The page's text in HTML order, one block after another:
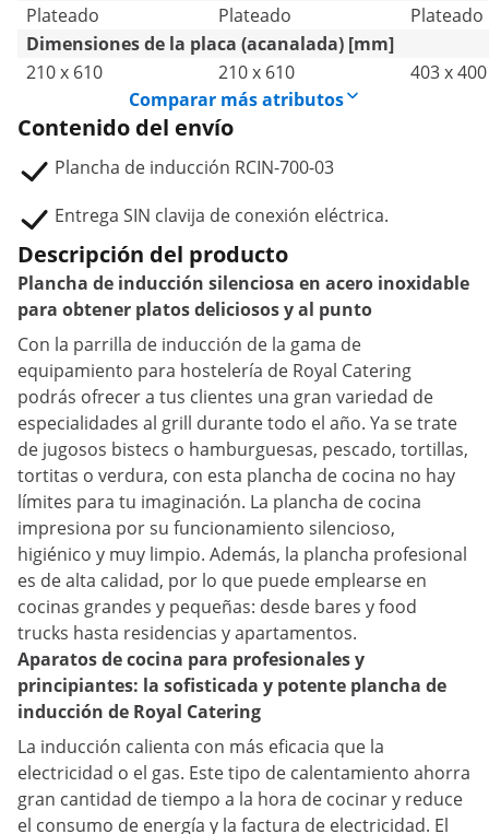
Plateado
Plateado
Plateado
Dimensiones de la placa (acanalada) [mm]
210 x 610
210 x 610
403 x 400
Comparar más atributos
Contenido del envío
Plancha de inducción RCIN-700-03
Entrega SIN clavija de conexión eléctrica.
Descripción del producto
Plancha de inducción silenciosa en acero inoxidable
para obtener platos deliciosos y al punto
Con la parrilla de inducción de la gama de
equipamiento para hostelería de Royal Catering
podrás ofrecer a tus clientes una gran variedad de
especialidades al grill durante todo el año. Ya se trate
de jugosos bistecs o hamburguesas, pescado, tortillas,
tortitas o verdura, con esta plancha de cocina no hay
límites para tu imaginación. La plancha de cocina
impresiona por su funcionamiento silencioso,
higiénico y muy limpio. Además, la plancha profesional
es de alta calidad, por lo que puede emplearse en
cocinas grandes y pequeñas: desde bares y food
trucks hasta residencias y apartamentos.
Aparatos de cocina para profesionales y
principiantes: la sofisticada y potente plancha de
inducción de Royal Catering
La inducción calienta con más eficacia que la
electricidad o el gas. Este tipo de calentamiento ahorra
gran cantidad de tiempo a la hora de cocinar y reduce
el consumo de energía y la factura de electricidad. El